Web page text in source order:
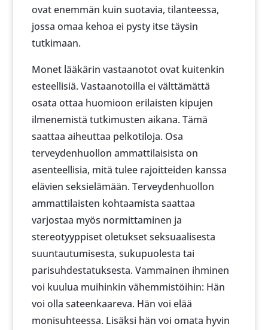
ovat enemmän kuin suotavia, tilanteessa,
jossa omaa kehoa ei pysty itse täysin
tutkimaan.
Monet lääkärin vastaanotot ovat kuitenkin
esteellisiä. Vastaanotoilla ei välttämättä
osata ottaa huomioon erilaisten kipujen
ilmenemistä tutkimusten aikana. Tämä
saattaa aiheuttaa pelkotiloja. Osa
terveydenhuollon ammattilaisista on
asenteellisia, mitä tulee rajoitteiden kanssa
elävien seksielämään. Terveydenhuollon
ammattilaisten kohtaamista saattaa
varjostaa myös normittaminen ja
stereotyyppiset oletukset seksuaalisesta
suuntautumisesta, sukupuolesta tai
parisuhdestatuksesta. Vammainen ihminen
voi kuulua muihinkin vähemmistöihin: Hän
voi olla sateenkaareva. Hän voi elää
monisuhteessa. Lisäksi hän voi omata hyvin